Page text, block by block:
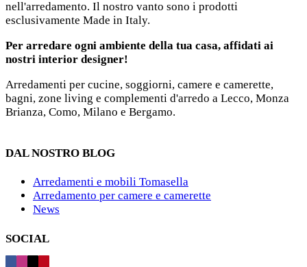
nell'arredamento. Il nostro vanto sono i prodotti
esclusivamente Made in Italy.
Per arredare ogni ambiente della tua casa, affidati ai
nostri interior designer!
Arredamenti per cucine, soggiorni, camere e camerette,
bagni, zone living e complementi d'arredo a Lecco, Monza
Brianza, Como, Milano e Bergamo.
DAL NOSTRO BLOG
Arredamenti e mobili Tomasella
Arredamento per camere e camerette
News
SOCIAL